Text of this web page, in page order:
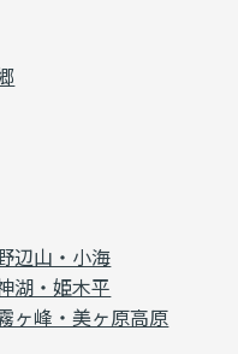
辺山・小海
湖・姫木平
ヶ峰・美ヶ原高原